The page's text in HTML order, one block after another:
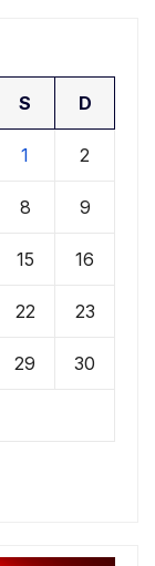
S D
1 2
8 9
15 16
22 23
29 30